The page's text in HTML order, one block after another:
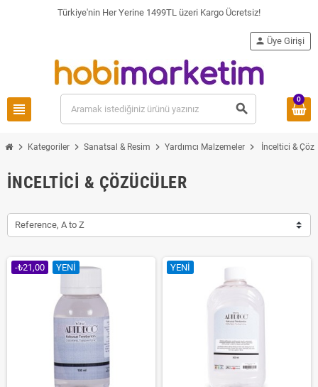
Türkiye'nin Her Yerine 1499TL üzeri Kargo Ücretsiz!
view_headline search
person Üye Girişi
0
chevron_right Kategoriler chevron_right Sanatsal & Resim chevron_right Yardımcı Malzemeler chevron_right İnceltici &
İNCELTICI & ÇÖZÜCÜLER
Reference, A to Z
-₺21,00 YENI YENI